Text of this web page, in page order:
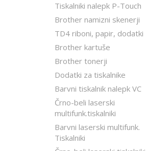
Tiskalniki nalepk P-Touch
Brother namizni skenerji
TD4 riboni, papir, dodatki
Brother kartuše
Brother tonerji
Dodatki za tiskalnike
Barvni tiskalnik nalepk VC
Črno-beli laserski
multifunk.tiskalniki
Barvni laserski multifunk.
Tiskalniki